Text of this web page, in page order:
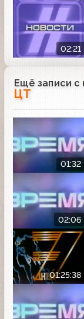
02:21
Ещё записи с
ЦТ
01:32
02:06
01:25:38